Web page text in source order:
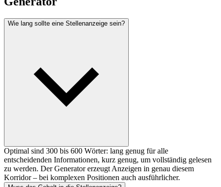
Wie lang sollte eine Stellenanzeige sein?
Optimal sind 300 bis 600 Wörter: lang genug für alle
entscheidenden Informationen, kurz genug, um vollständig gelesen
zu werden. Der Generator erzeugt Anzeigen in genau diesem
Korridor – bei komplexen Positionen auch ausführlicher.